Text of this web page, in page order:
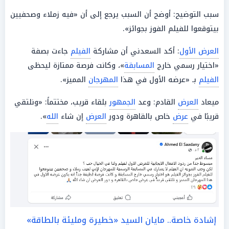
سبب التوضيح: أوضح أن السبب يرجع إلى أن «فيه زملاء وصحفيين
بيتوقعوا للفيلم الفوز بجوائز».
العرض الأول: أكد السعدني أن مشاركة الفيلم جاءت بصفة
«اختيار رسمي خارج المسابقة»، وكانت فرصة ممتازة ليحظى
الفيلم بـ «عرضه الأول في هذا المهرجان المميز».
ميعاد العرض القادم: وعد الجمهوربلقاء قريب، مختتماً: «ونلتقي
قريبًا في عرض خاص بالقاهرة ودورالعرض إن شاء الله».
إشادة خاصة.. مايان السيد «خطيرة ومليئة بالطاقة»